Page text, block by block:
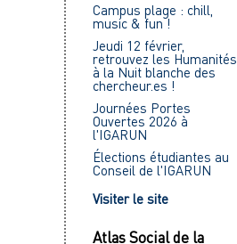
Campus plage : chill,
music & fun !
Jeudi 12 février,
retrouvez les Humanités
à la Nuit blanche des
chercheur.es !
Journées Portes
Ouvertes 2026 à
l'IGARUN
Élections étudiantes au
Conseil de l'IGARUN
Visiter le site
Atlas Social de la